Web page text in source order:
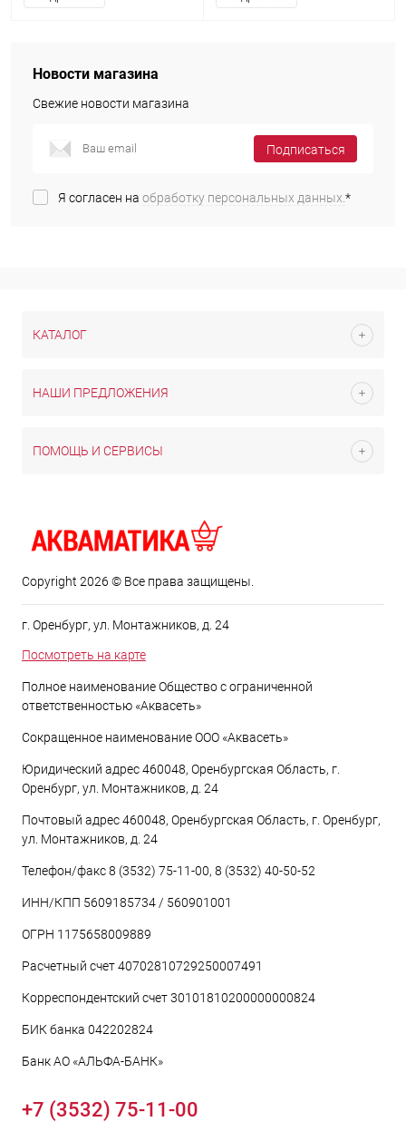
Новости магазина
Свежие новости магазина
Подписаться
Я согласен на обработку персональных данных.*
КАТАЛОГ
НАШИ ПРЕДЛОЖЕНИЯ
ПОМОЩЬ И СЕРВИСЫ
Copyright 2026 © Все права защищены.
г. Оренбург, ул. Монтажников, д. 24
Посмотреть на карте
Полное наименование Общество с ограниченной
ответственностью «Аквасеть»
Сокращенное наименование ООО «Аквасеть»
Юридический адрес 460048, Оренбургская Область, г.
Оренбург, ул. Монтажников, д. 24
Почтовый адрес 460048, Оренбургская Область, г. Оренбург,
ул. Монтажников, д. 24
Телефон/факс 8 (3532) 75-11-00, 8 (3532) 40-50-52
ИНН/КПП 5609185734 / 560901001
ОГРН 1175658009889
Расчетный счет 40702810729250007491
Корреспондентский счет 30101810200000000824
БИК банка 042202824
Банк АО «АЛЬФА-БАНК»
+7 (3532) 75-11-00